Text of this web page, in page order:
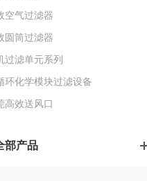
空气过滤器
圆筒过滤器
过滤单元系列
环化学模块过滤设备
高效送风口
部产品